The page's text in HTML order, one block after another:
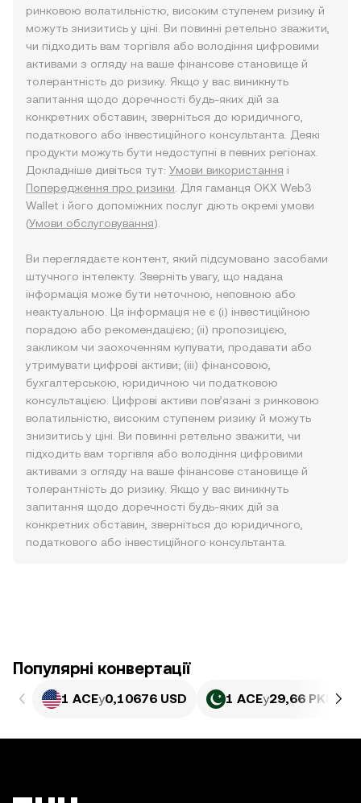
ринковою волатильністю, високим ступенем ризику й
можуть знизитись у ціні. Ви повинні ретельно зважити,
чи підходить вам торгівля або володіння цифровими
активами з огляду на ваше фінансове становище й
толерантність до ризику. Якщо у вас виникнуть
запитання щодо доречності будь-яких дій за
конкретних обставин, зверніться до юридичного,
податкового або інвестиційного консультанта. Деякі
продукти можуть бути недоступні в певних регіонах.
Докладніше дивіться тут: Умови використання і
Попередження про ризики . Для гаманця OKX Web3
Wallet і його допоміжних послуг діють окремі умови
(Умови обслуговування).
Ви переглядаєте контент, який підсумовано засобами
штучного інтелекту. Зверніть увагу, що надана
інформація може бути неточною, неповною або
неактуальною. Ця інформація не є (i) інвестиційною
порадою або рекомендацією; (ii) пропозицією,
закликом чи заохоченням купувати, продавати або
утримувати цифрові активи; (iii) фінансовою,
бухгалтерською, юридичною чи податковою
консультацією. Цифрові активи пов’язані з ринковою
волатильністю, високим ступенем ризику й можуть
знизитись у ціні. Ви повинні ретельно зважити, чи
підходить вам торгівля або володіння цифровими
активами з огляду на ваше фінансове становище й
толерантність до ризику. Якщо у вас виникнуть
запитання щодо доречності будь-яких дій за
конкретних обставин, зверніться до юридичного,
податкового або інвестиційного консультанта.
Популярні конвертації
1 ACEу0,10676 USD 1 ACEу29,66 PKR